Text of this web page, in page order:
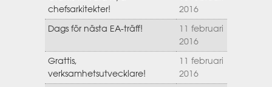
chefsarkitekter!
2016
Dags för nästa EA-träff!
11 februari
2016
Grattis,
verksamhetsutvecklare!
11 februari
2016